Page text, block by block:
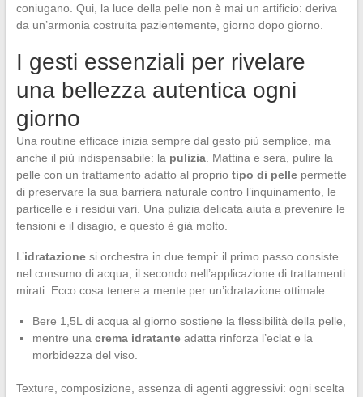
coniugano. Qui, la luce della pelle non è mai un artificio: deriva
da un’armonia costruita pazientemente, giorno dopo giorno.
I gesti essenziali per rivelare
una bellezza autentica ogni
giorno
Una routine efficace inizia sempre dal gesto più semplice, ma
anche il più indispensabile: la pulizia. Mattina e sera, pulire la
pelle con un trattamento adatto al proprio tipo di pellepermette
di preservare la sua barriera naturale contro l’inquinamento, le
particelle e i residui vari. Una pulizia delicata aiuta a prevenire le
tensioni e il disagio, e questo è già molto.
L’idratazionesi orchestra in due tempi: il primo passo consiste
nel consumo di acqua, il secondo nell’applicazione di trattamenti
mirati. Ecco cosa tenere a mente per un’idratazione ottimale:
Bere 1,5L di acqua al giorno sostiene la flessibilità della pelle,
mentre una crema idratanteadatta rinforza l’eclat e la
morbidezza del viso.
Texture, composizione, assenza di agenti aggressivi: ogni scelta